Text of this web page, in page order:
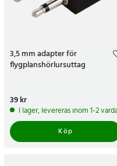
3,5 mm adapter för
flygplanshörlursuttag
Pris:
39 kr
I lager, levereras inom 1-2
Köp